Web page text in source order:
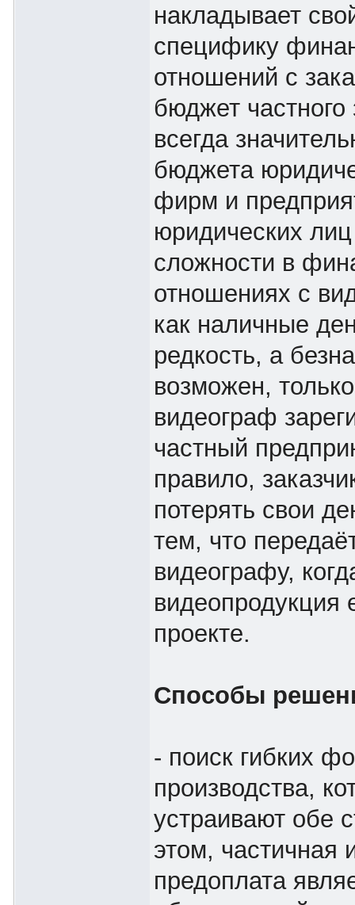
накладывает
специфику
отношений с
бюджет частного
всегда
бюджета
фирм и
юридических
сложности в
отношениях с
как наличные
редкость, а
возможен,
видеограф
частный
правило,
потерять свои
тем, что
видеографу,
видеопродукция
проекте.
Способы
- поиск гибких
производства,
устраивают обе
этом, частичная
предоплата